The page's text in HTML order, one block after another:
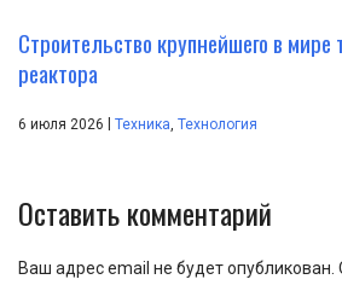
Строительство крупнейшего в мире
реактора
6 июля 2026 | Техника Технология
Оставить комментарий
Ваш адрес email не будет опубликован.